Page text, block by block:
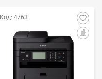
Код: 4763